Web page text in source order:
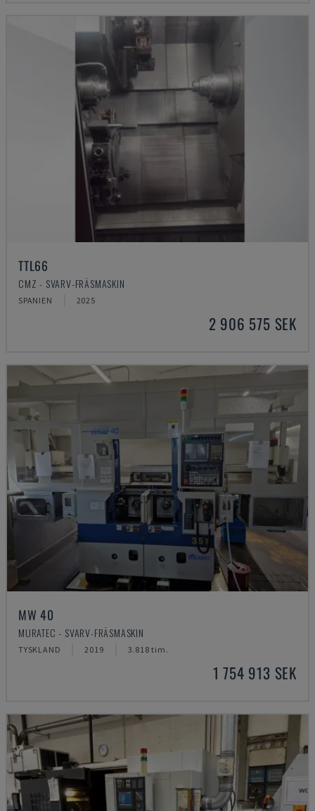
TTL66
CMZ - SVARV-FRÄSMASKIN
SPANIEN 2025
2 906 575 SEK
MW 40
MURATEC - SVARV-FRÄSMASKIN
TYSKLAND 2019 3.818 tim.
1 754 913 SEK